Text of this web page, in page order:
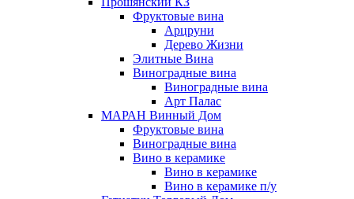
Фруктовые вина
Арцруни
Дерево Жизни
Элитные Вина
Виноградные вина
Виноградные вина
Арт Палас
МАРАН Винный Дом
Фруктовые вина
Виноградные вина
Вино в керамике
Вино в керамике
Вино в керамике п/у